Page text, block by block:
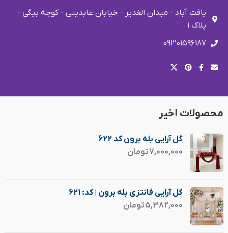
یافت آباد - میدان الغدیر - خیابان عابدینی - کوچه بیگی -
پلاک ۱
09301596187
محصولات اخیر
گل آرایی بله برون کد 622
7,000,000تومان
گل آرایی فانتزی بله برون | کد: 621
5,382,000تومان